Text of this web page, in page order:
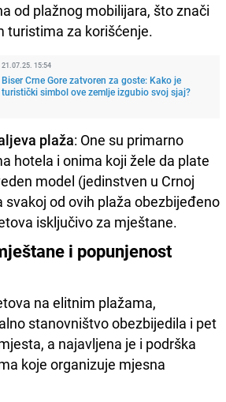
od plažnog mobilijara, što znači
turistima za korišćenje.
21.07.25. 15:54
Biser Crne Gore zatvoren za goste: Kako je
turistički simbol ove zemlje izgubio svoj sjaj?
plaža: One su primarno
hotela i onima koji žele da plate
model (jedinstven u Crnoj
svakoj od ovih plaža obezbijeđeno
isključivo za mještane.
i popunjenost
na elitnim plažama,
stanovništvo obezbijedila i pet
a najavljena je i podrška
koje organizuje mjesna